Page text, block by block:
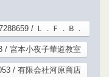
/ Ｌ．Ｆ．Ｂ．
/ 宮本小夜子華道教室
/ 有限会社河原商店